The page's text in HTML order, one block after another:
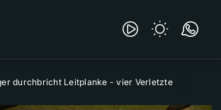
durchbricht Leitplanke - vier Verletzte